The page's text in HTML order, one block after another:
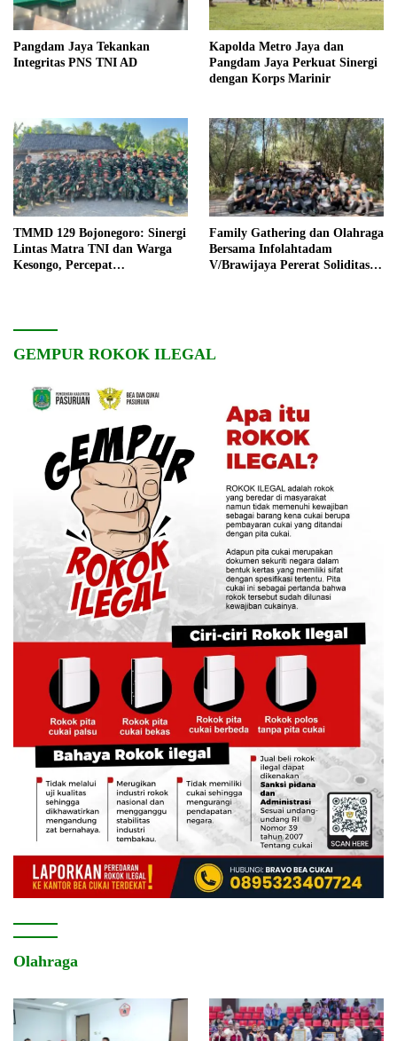
Pangdam Jaya Tekankan
Integritas PNS TNI AD
Kapolda Metro Jaya dan
Pangdam Jaya Perkuat Sinergi
dengan Korps Marinir
TMMD 129 Bojonegoro: Sinergi
Lintas Matra TNI dan Warga
Kesongo, Percepat
Family Gathering dan Olahraga
Bersama Infolahtadam
V/Brawijaya Pererat Soliditas
GEMPUR ROKOK ILEGAL
Olahraga